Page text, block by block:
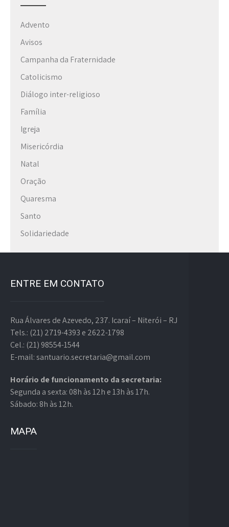
Advento
Avisos
Campanha da Fraternidade
Catolicismo
Diálogo inter-religioso
Família
Igreja
Misericórdia
Natal
Oração
Quaresma
Santo
Solidariedade
ENTRE EM CONTATO
Rua Álvares de Azevedo, 237. Icaraí – Niterói – RJ
Tels.: (21) 2719-4393 e 2622-1798
Cel.: (21) 98554-1544
E-mail: santuario.secretaria@gmail.com
Horário de funcionamento da secretaria:
Segunda a sexta: 08h às 12h e 13h às 17h.
Sábado: 8h às 12h.
MAPA